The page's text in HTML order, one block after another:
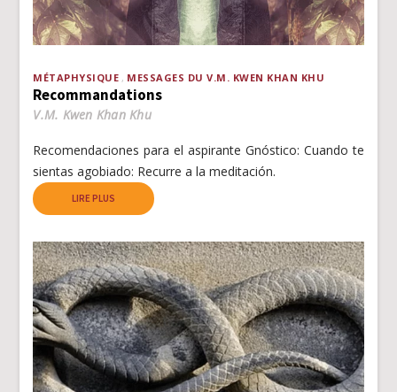
MÉTAPHYSIQUE MESSAGES DU V.M. KWEN KHAN KHU
Recommandations
V.M. Kwen Khan Khu
Recomendaciones para el aspirante Gnóstico: Cuando te
sientas agobiado: Recurre a la meditación.
LIRE PLUS